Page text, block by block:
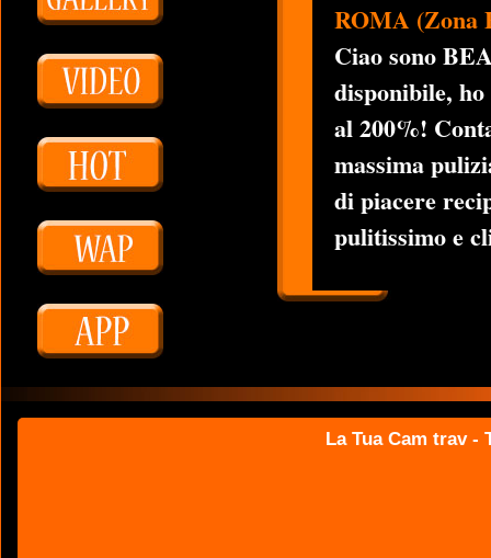
ROMA (Zona
Ciao sono
disponibile,
al 200%!
massima
di piacere
pulitissimo e
La Tua Cam trav -